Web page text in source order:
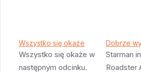
Wszystko się okaże
Wszystko się okaże w
następnym odcinku.
Dobrze
Starman
Roadster